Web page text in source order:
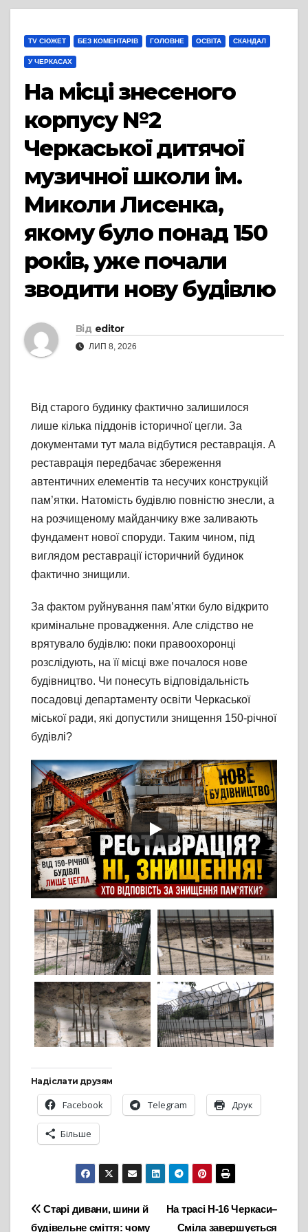
TV СЮЖЕТ БЕЗ КОМЕНТАРІВ ГОЛОВНЕ ОСВІТА СКАНДАЛ
У ЧЕРКАСАХ
На місці знесеного
корпусу №2
Черкаської дитячої
музичної школи ім.
Миколи Лисенка,
якому було понад 150
років, уже почали
зводити нову будівлю
Від editor
ЛИП 8, 2026
Від старого будинку фактично залишилося
лише кілька піддонів історичної цегли. За
документами тут мала відбутися реставрація. А
реставрація передбачає збереження
автентичних елементів та несучих конструкцій
пам’ятки. Натомість будівлю повністю знесли, а
на розчищеному майданчику вже заливають
фундамент нової споруди. Таким чином, під
виглядом реставрації історичний будинок
фактично знищили.
За фактом руйнування пам’ятки було відкрито
кримінальне провадження. Але слідство не
врятувало будівлю: поки правоохоронці
розслідують, на її місці вже почалося нове
будівництво. Чи понесуть відповідальність
посадовці департаменту освіти Черкаської
міської ради, які допустили знищення 150-річної
будівлі?
Надіслати друзям
Facebook Telegram Друк
Більше
Навігація
На трасі Н-16 Черкаси–
Сміла завершується
Старі дивани, шини й
будівельне сміття: чому